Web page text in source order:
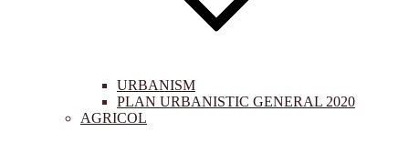
URBANISM
PLAN URBANISTIC GENERAL 2020
AGRICOL